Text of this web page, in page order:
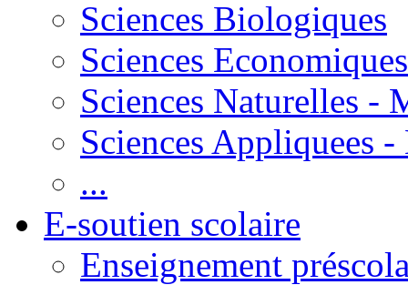
Sciences Biologiques
Sciences Economiques
Sciences Naturelles -
Sciences Appliquees
...
E-soutien scolaire